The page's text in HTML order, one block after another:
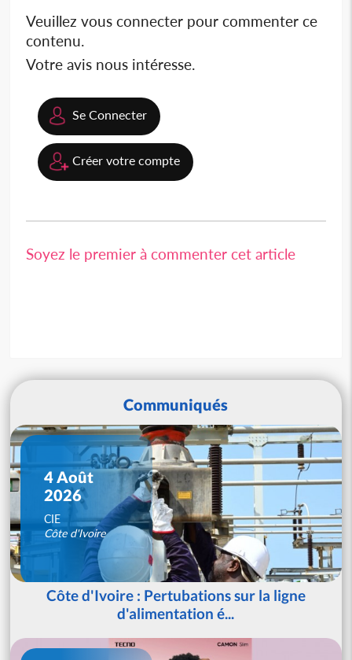
Veuillez vous connecter pour commenter ce
contenu.
Votre avis nous intéresse.
Se Connecter
Créer votre compte
Soyez le premier à commenter cet article
Communiqués
4 Août
2026
CIE
Côte d'Ivoire
Côte d'Ivoire : Pertubations sur la ligne
d'alimentation é...